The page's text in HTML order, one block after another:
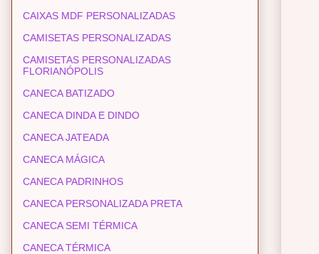
CAIXAS MDF PERSONALIZADAS
CAMISETAS PERSONALIZADAS
CAMISETAS PERSONALIZADAS
FLORIANÓPOLIS
CANECA BATIZADO
CANECA DINDA E DINDO
CANECA JATEADA
CANECA MÁGICA
CANECA PADRINHOS
CANECA PERSONALIZADA PRETA
CANECA SEMI TÉRMICA
CANECA TÉRMICA